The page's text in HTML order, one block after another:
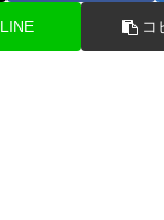
LINE コ